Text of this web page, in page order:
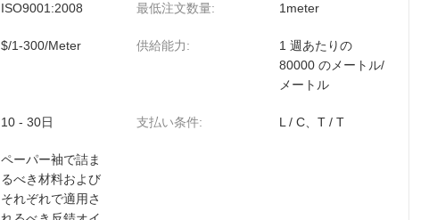
ISO9001:2008 最低注文数量: 1meter
$/1-300/Meter 供給能力:
1 週あたりの
80000 のメートル/
メートル
10 - 30日 支払い条件: L / C、T / T
ペーパー袖で詰ま
るべき材料および
それぞれで適用さ